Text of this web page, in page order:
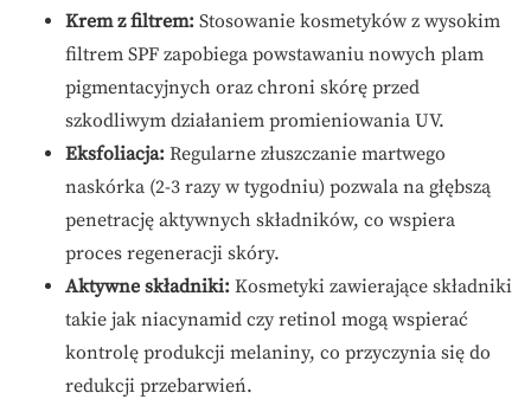
Krem z filtrem: Stosowanie kosmetyków z wysokim
filtrem SPF zapobiega powstawaniu nowych plam
pigmentacyjnych oraz chroni skórę przed
szkodliwym działaniem promieniowania UV.
Eksfoliacja: Regularne złuszczanie martwego
naskórka (2-3 razy w tygodniu) pozwala na głębszą
penetrację aktywnych składników, co wspiera
proces regeneracji skóry.
Aktywne składniki: Kosmetyki zawierające składniki
takie jak niacynamid czy retinol mogą wspierać
kontrolę produkcji melaniny, co przyczynia się do
redukcji przebarwień.